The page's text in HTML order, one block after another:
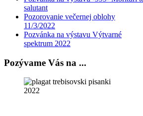
salutant
Pozorovanie večernej oblohy
11/3/2022
Pozvánka na výstavu Výtvarné
spektrum 2022
Pozývame Vás na ...